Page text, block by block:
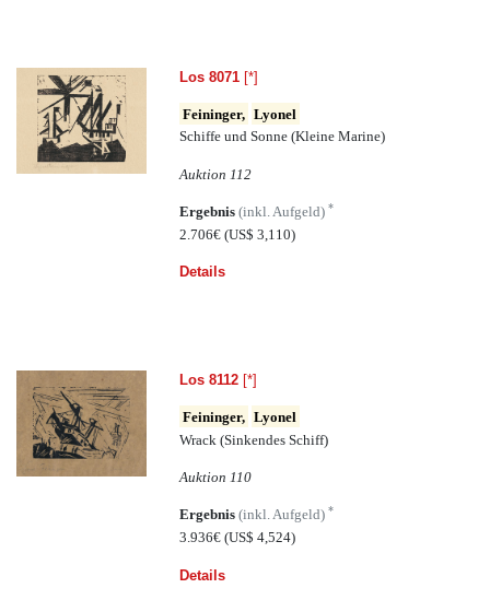
Los 8071 [*]
Feininger, Lyonel
Schiffe und Sonne (Kleine Marine)
Auktion 112
Ergebnis(inkl. Aufgeld)*
2.706€(US$ 3,110)
Details
Los 8112 [*]
Feininger, Lyonel
Wrack (Sinkendes Schiff)
Auktion 110
Ergebnis(inkl. Aufgeld)*
3.936€(US$ 4,524)
Details